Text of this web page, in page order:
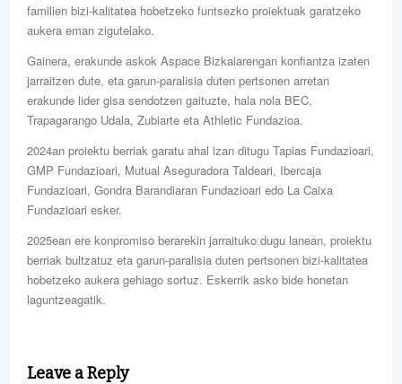
familien bizi-kalitatea hobetzeko funtsezko proiektuak garatzeko
aukera eman zigutelako.
Gainera, erakunde askok Aspace Bizkaiarengan konfiantza izaten
jarraitzen dute, eta garun-paralisia duten pertsonen arretan
erakunde lider gisa sendotzen gaituzte, hala nola BEC,
Trapagarango Udala, Zubiarte eta Athletic Fundazioa.
2024an proiektu berriak garatu ahal izan ditugu Tapias Fundazioari,
GMP Fundazioari, Mutual Aseguradora Taldeari, Ibercaja
Fundazioari, Gondra Barandiaran Fundazioari edo La Caixa
Fundazioari esker.
2025ean ere konpromiso berarekin jarraituko dugu lanean, proiektu
berriak bultzatuz eta garun-paralisia duten pertsonen bizi-kalitatea
hobetzeko aukera gehiago sortuz. Eskerrik asko bide honetan
laguntzeagatik.
Leave a Reply